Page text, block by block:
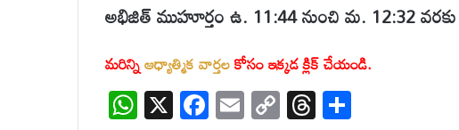
అభిజిత్ ముహూర్తం ఉ. 11:44 నుంచి మ. 12:32 వరకు
మరిన్నిఆధ్యాత్మిక వార్తలకోసం ఇక్కడ క్లిక్ చేయండి.
W X F E C T